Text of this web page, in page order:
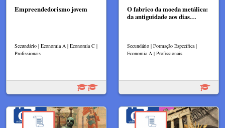
Empreendedorismo jovem
Secundário | Economia A | Economia C |
Profissionais
O fabrico da moeda metálica:
da antiguidade aos dias…
Secundário | Formação Específica |
Economia A | Profissionais